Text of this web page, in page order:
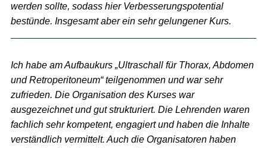
werden sollte, sodass hier Verbesserungspotential
bestünde. Insgesamt aber ein sehr gelungener Kurs.
Ich habe am Aufbaukurs „Ultraschall für Thorax, Abdomen
und Retroperitoneum“ teilgenommen und war sehr
zufrieden. Die Organisation des Kurses war
ausgezeichnet und gut strukturiert. Die Lehrenden waren
fachlich sehr kompetent, engagiert und haben die Inhalte
verständlich vermittelt. Auch die Organisatoren haben